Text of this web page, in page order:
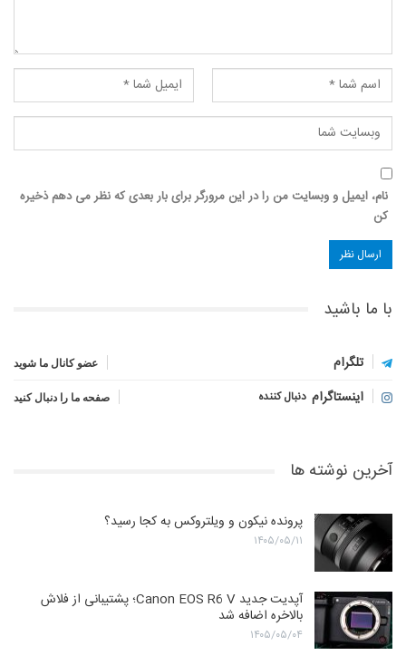
نام، ایمیل و وبسایت من را در این مرورگر برای بار بعدی که نظر می دهم ذخیره
کن
با ما باشید
تلگرام عضو کانال ما شوید
اینستاگرام دنبال کننده صفحه ما را دنبال کنید
آخرین نوشته ها
پرونده نیکون و ویلتروکس به کجا رسید؟
۱۴۰۵/۰۵/۱۱
آپدیت جدید Canon EOS R6 V؛ پشتیبانی از فلاش
بالاخره اضافه شد
۱۴۰۵/۰۵/۰۴